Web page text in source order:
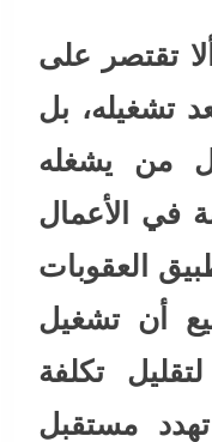
تقتصر على
تشغيله، بل
من يشغله
في الأعمال
العقوبات
أن تشغيل
تكلفة
تهدد مستقبل